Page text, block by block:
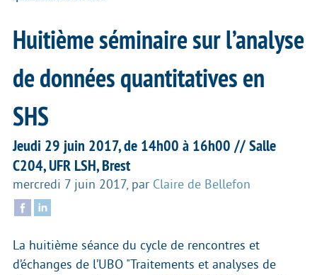
Huitième séminaire sur l’analyse
de données quantitatives en
SHS
Jeudi 29 juin 2017, de 14h00 à 16h00 // Salle
C204, UFR LSH, Brest
mercredi 7 juin 2017, par Claire de Bellefon
La huitième séance du cycle de rencontres et
d’échanges de l’UBO "Traitements et analyses de